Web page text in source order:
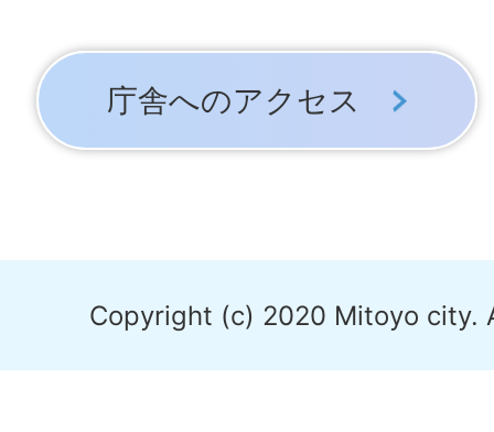
庁舎へのアクセス
Copyright (c) 2020 Mitoyo city.